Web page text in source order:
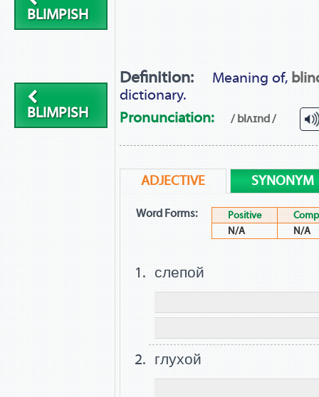
BLIMPISH
BLIMPISH
Definition: Meaning of,
dictionary.
Pronunciation:
/ blʌɪnd /
ADJECTIVE SYNONYM
Word Forms: Positive
N/A
N/A
слепой
глухой